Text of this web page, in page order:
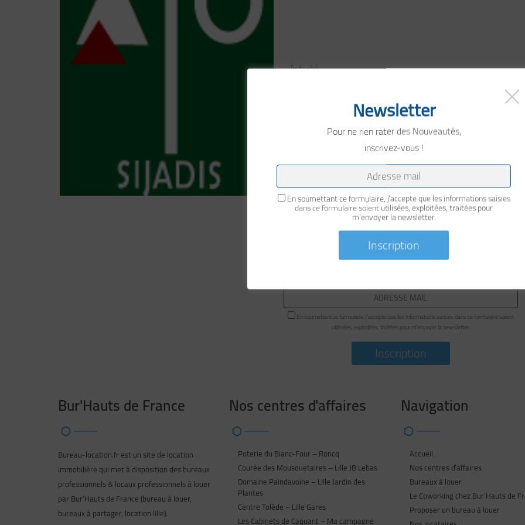
Activité
En soumettant ce formulaire, j'accepte que les informations saisies dans ce formulaire soient
utilisées, exploitées, traitées pour m’envoyer la newsletter.
Bur'Hauts de France
Bureau-location.fr est un site de location
immobilière qui met à disposition des bureaux
professionnels & locaux professionnels à louer
par Bur’Hauts de France (bureau à louer,
bureaux à partager, location lille).
Nos centres d'affaires
Poterie du Blanc-Four – Roncq
Courée des Mousquetaires – Lille JB Lebas
Domaine Paindavoine – Lille Jardin des
Plantes
Centre Tolède – Lille Gares
Les Cabinets de Caquant – Ma campagne
Navigation
Accueil
Nos centres d’affaires
Bureaux à louer
Le Coworking chez Bur’Hauts de
Proposer un bureau à louer
Newsletter
Pour ne rien rater des Nouveautés,
inscrivez-vous !
En soumettant ce formulaire, j'accepte que les informations saisies
dans ce formulaire soient utilisées, exploitées, traitées pour
m’envoyer la newsletter.